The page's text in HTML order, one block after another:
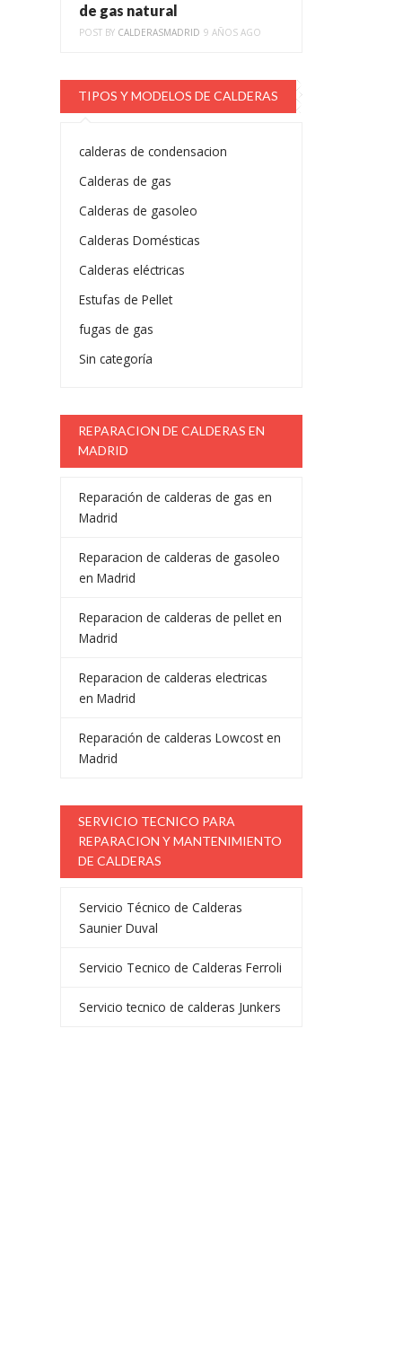
de gas natural
POST BY CALDERASMADRID 9 AÑOS AGO
TIPOS Y MODELOS DE CALDERAS
calderas de condensacion
Calderas de gas
Calderas de gasoleo
Calderas Domésticas
Calderas eléctricas
Estufas de Pellet
fugas de gas
Sin categoría
REPARACION DE CALDERAS EN
MADRID
Reparación de calderas de gas en
Madrid
Reparacion de calderas de gasoleo
en Madrid
Reparacion de calderas de pellet en
Madrid
Reparacion de calderas electricas
en Madrid
Reparación de calderas Lowcost en
Madrid
SERVICIO TECNICO PARA
REPARACION Y MANTENIMIENTO
DE CALDERAS
Servicio Técnico de Calderas
Saunier Duval
Servicio Tecnico de Calderas Ferroli
Servicio tecnico de calderas Junkers